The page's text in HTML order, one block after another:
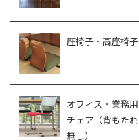
座椅子・高座椅子
オフィス・業務用
チェア（背もたれ
無し）